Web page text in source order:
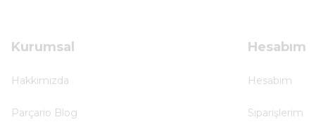
Kurumsal
Hakkımızda
Parçario Blog
Hesabım
Hesabım
Siparişlerim